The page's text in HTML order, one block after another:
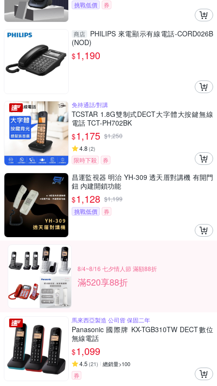
挑戰低價 券
商店
PHILIPS 來電顯示有線電話-CORD026B
(NOD)
$1,190
免持通話/對講
TCSTAR 1.8G雙制式DECT大字體大按鍵無線
電話 TCT-PH702BK
$1,175 $1,250
4.8 (2)
限時下殺 券
昌運監視器 明治 YH-309 透天厝對講機 有開門
鈕 內建開鎖功能
$1,128 $1,199
挑戰低價
券
8/4~8/16 七夕情人節 滿額88折
滿520享88折
馬來西亞製造 公司貨 保固二年
Panasonic 國際牌 KX-TGB310TW DECT數位
無線電話
$1,099
4.5 (21) 總銷量>100
券